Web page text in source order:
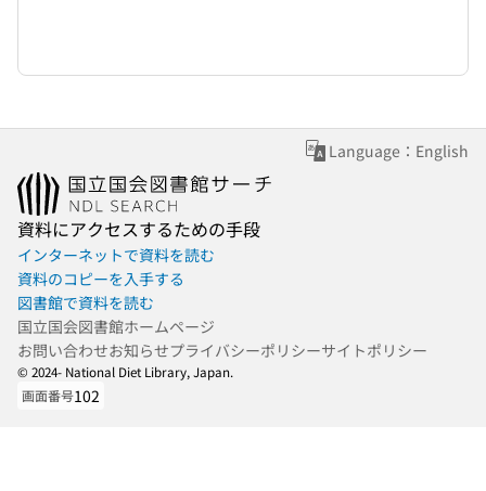
Language：English
資料にアクセスするための手段
インターネットで資料を読む
資料のコピーを入手する
図書館で資料を読む
国立国会図書館ホームページ
お問い合わせお知らせプライバシーポリシーサイトポリシー
© 2024- National Diet Library, Japan.
画面番号102